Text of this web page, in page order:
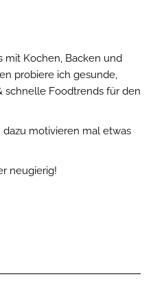
mit Kochen, Backen und
probiere ich gesunde,
schnelle Foodtrends für den
motivieren mal etwas
neugierig!